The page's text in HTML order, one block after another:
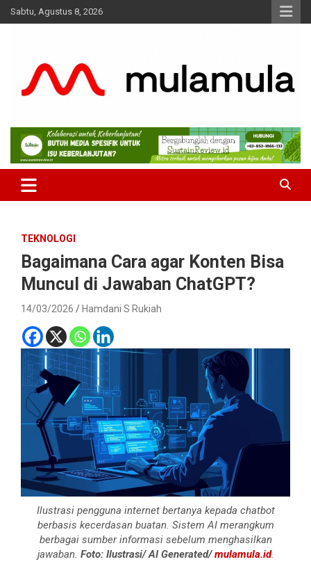
Skip
to
Sabtu, Agustus 8, 2026
MulaMula
Medianya para Gen Z
TEKNOLOGI
Bagaimana Cara agar Konten Bisa
Muncul di Jawaban ChatGPT?
14/03/2026 Hamdani S Rukiah
Ilustrasi pengguna internet bertanya kepada chatbot
berbasis kecerdasan buatan. Sistem AI merangkum
berbagai sumber informasi sebelum menghasilkan
jawaban. Foto: Ilustrasi/ AI Generated/mulamula.id.